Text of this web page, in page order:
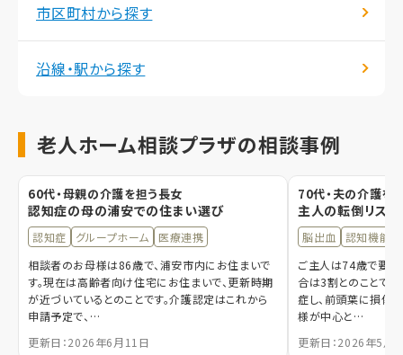
市区町村から探す
沿線・駅から探す
老人ホーム相談プラザの相談事例
60代・母親の介護を担う長女
認知症の母の浦安での住まい選び
認知症 グループホーム
医療連携
相談者のお母様は86歳で、浦安市内にお住まいで
す。現在は高齢者向け住宅にお住まいで、更新時期
が近づいているとのことです。介護認定はこれから
申請予定で、…
更新日：2026年6月11日
70代・夫の介護を
主人の転倒リス
脳出血
認知機能
ご主人は74歳で要
合は3割とのことで
症し、前頭葉に損傷
様が中心と…
更新日：2026年5月